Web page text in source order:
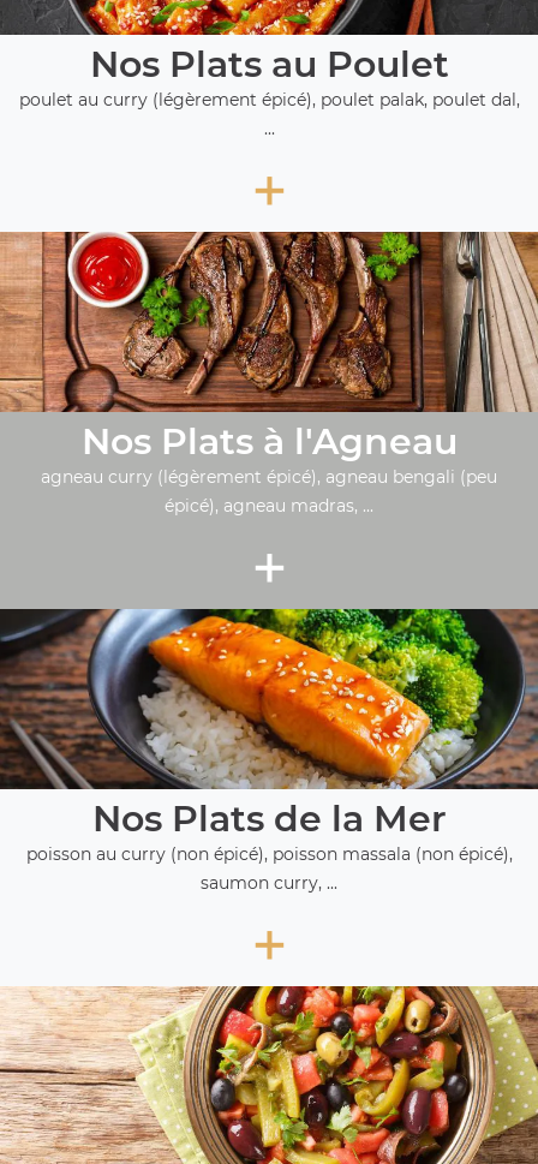
Nos Plats au Poulet
poulet au curry (légèrement épicé), poulet palak, poulet dal,
...
+
Nos Plats à l'Agneau
agneau curry (légèrement épicé), agneau bengali (peu
épicé), agneau madras, ...
+
Nos Plats de la Mer
poisson au curry (non épicé), poisson massala (non épicé),
saumon curry, ...
+